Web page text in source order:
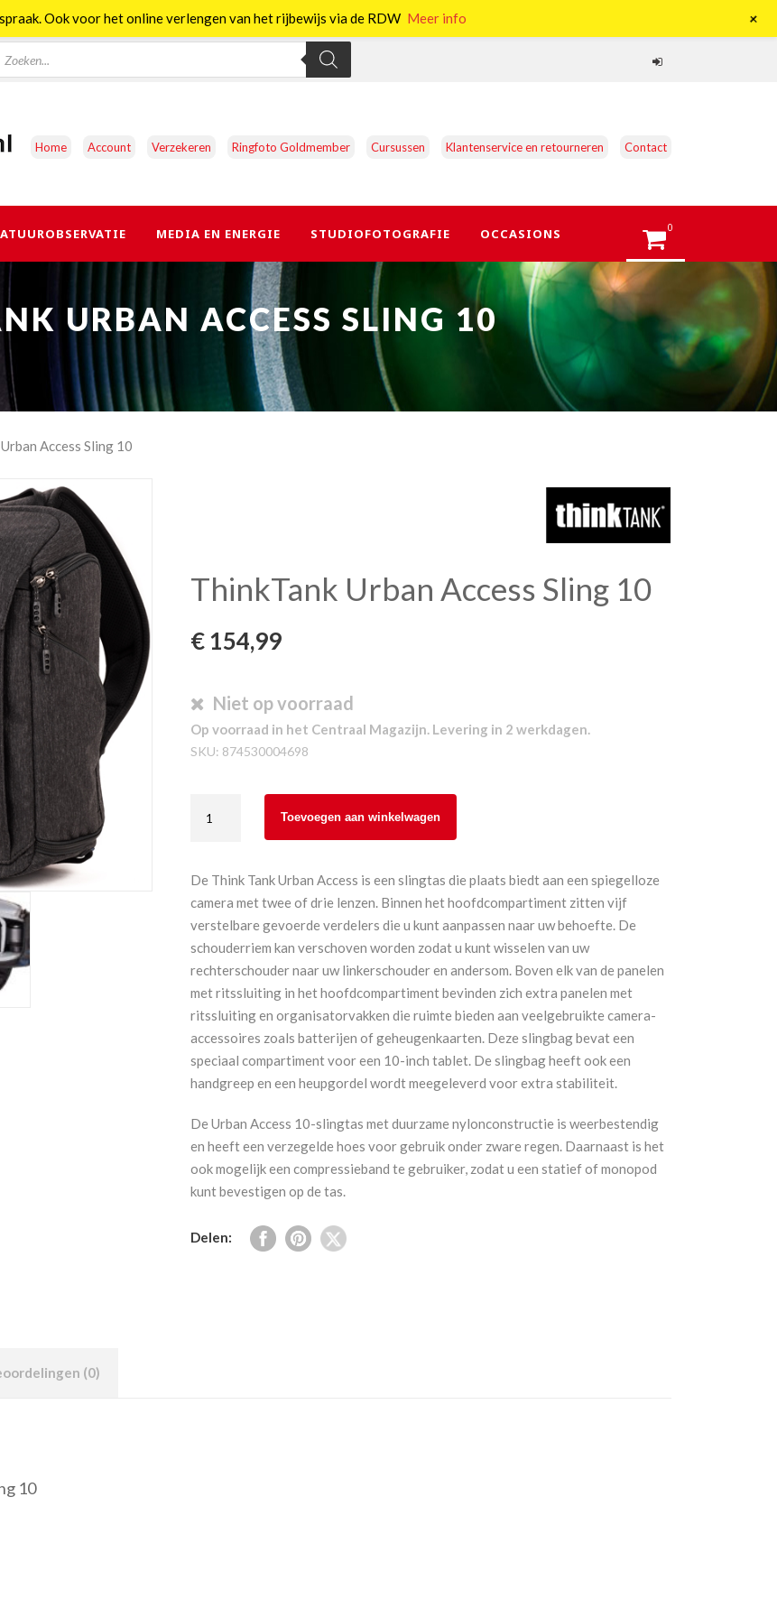
Home Account Verzekeren Ringfoto Goldmember Cursussen Klantenservice en retourneren Contact
MEDIA EN ENERGIE STUDIOFOTOGRAFIE OCCASIONS 0
URBAN ACCESS SLING 10
Access Sling 10
ThinkTank Urban Access Sling 10
€ 154,99
Niet op voorraad
Op voorraad in het Centraal Magazijn. Levering in 2 werkdagen.
SKU: 874530004698
Urban
Sling
aantal
Toevoegen aan winkelwagen
De Think Tank Urban Access is een slingtas die plaats biedt aan een spiegelloze
camera met twee of drie lenzen. Binnen het hoofdcompartiment zitten vijf
verstelbare gevoerde verdelers die u kunt aanpassen naar uw behoefte. De
schouderriem kan verschoven worden zodat u kunt wisselen van uw
rechterschouder naar uw linkerschouder en andersom. Boven elk van de panelen
met ritssluiting in het hoofdcompartiment bevinden zich extra panelen met
ritssluiting en organisatorvakken die ruimte bieden aan veelgebruikte camera-
accessoires zoals batterijen of geheugenkaarten. Deze slingbag bevat een
speciaal compartiment voor een 10-inch tablet. De slingbag heeft ook een
handgreep en een heupgordel wordt meegeleverd voor extra stabiliteit.
De Urban Access 10-slingtas met duurzame nylonconstructie is weerbestendig
en heeft een verzegelde hoes voor gebruik onder zware regen. Daarnaast is het
ook mogelijk een compressieband te gebruiker, zodat u een statief of monopod
kunt bevestigen op de tas.
Delen:
(0)
10
Ook voor het online verlengen van het rijbewijs via de RDW Meer info +